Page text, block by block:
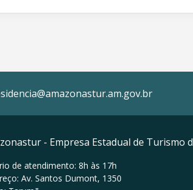
- Empresa Estadual de Turismo
de atendimento: 8h às 17h
Av. Santos Dumont, 1350